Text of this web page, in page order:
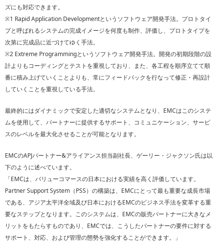
ズにも対応できます。
※1 Rapid Application Developmentというソフトウェア開発手法。プロトタイ
プと呼ばれるシステムの完成イメージを何度も制作、評価し、プロトタイプを
次第に完成品に近づけてゆく手法。
※2 Extreme Programmingというソフトウェア開発手法。開発の初期段階の設
計よりもコーディングとテストを重視しており、また、各工程を順序立てて順
番に積み上げていくことよりも、常にフィードバックを行なって修正・再設計
していくことを重視している手法。
最終的にはダイナミックで安定した適切なシステムとなり、EMCはこのシステ
ムを使用して、パートナーに提供するサポート、コミュニケーション、サービ
スのレベルを最大化させることが可能となります。
EMCのAPJパートナー&アライアンス担当副社長、ゲーリー・ジャクソン氏は以
下のように述べています。
「EMCは、バリューコマースの日本における実績を高く評価しています。
Partner Support System（PSS）の構築は、EMCにとって最も重要な成長市場
である、アジア太平洋全域及び日本におけるEMCのビジネス手法を変革する重
要なステップとなります。このシステムは、EMCの販売パートナーに大きなメ
リットをもたらすものであり、EMCでは、こうしたパートナーの要件に対する
サポート、対応、および管理の態勢を強化することができます。」